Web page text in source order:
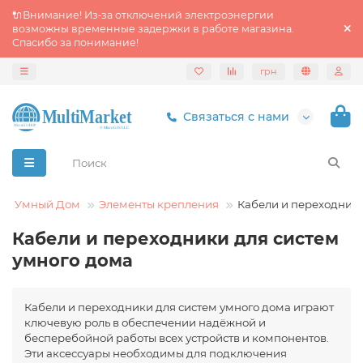
🔌Внимание! Из‑за отключений электроэнергии
возможны временные задержки в работе магазина.
Спасибо за понимание!
грн
Связаться с нами
Умный Дом Элементы крепления Кабели и
Кабели и переходники для систем
умного дома
Кабели и переходники для систем умного дома играют
ключевую роль в обеспечении надёжной и
бесперебойной работы всех устройств и компонентов.
Эти аксессуары необходимы для подключения